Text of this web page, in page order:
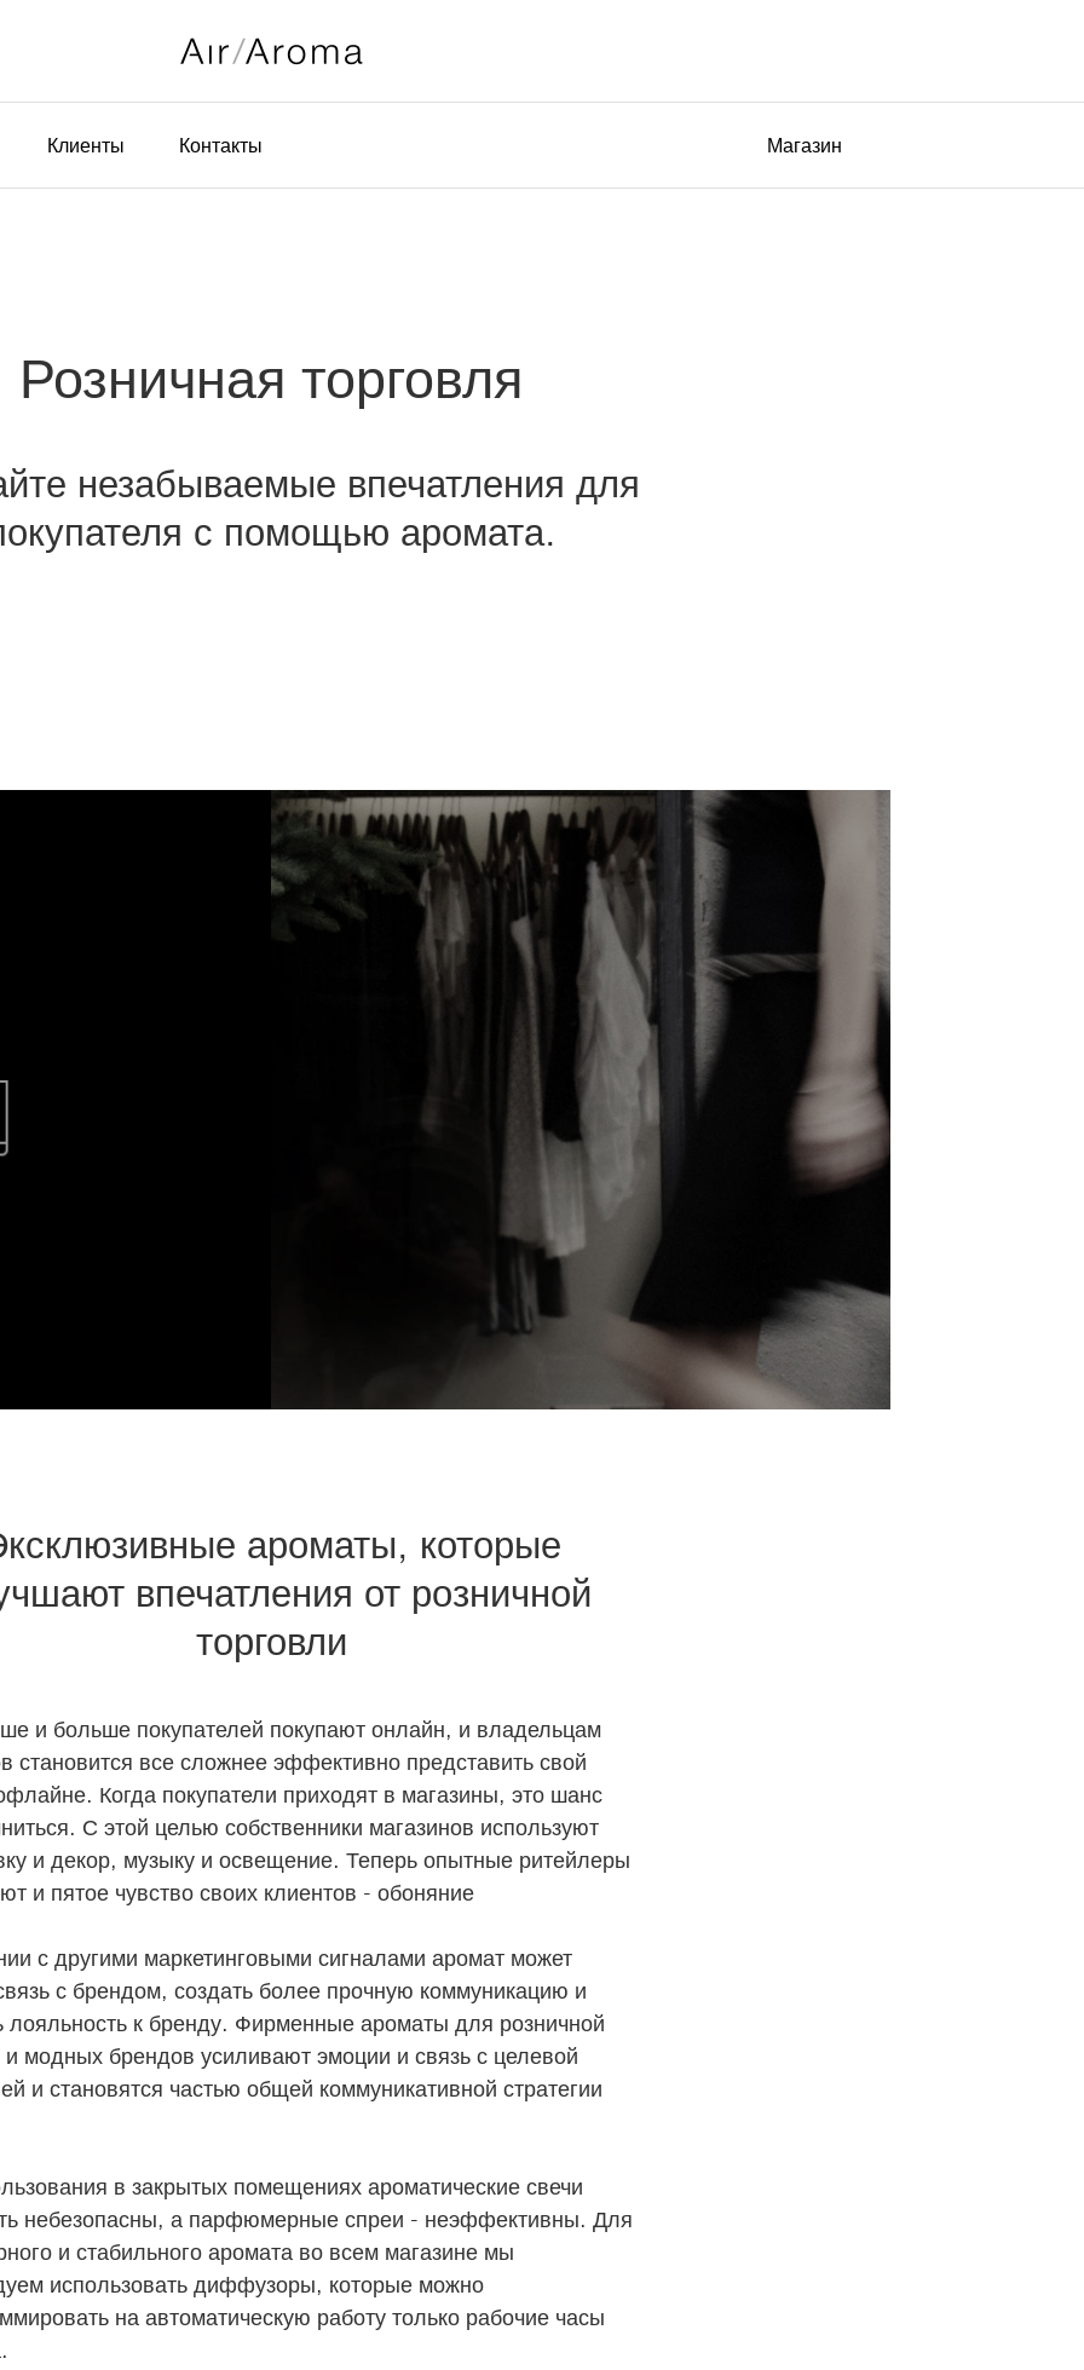
Клиенты Контакты Магазин
Розничная торговля
незабываемые впечатления для
с помощью аромата.
ароматы, которые
впечатления от розничной
торговли
и больше покупателей покупают онлайн, и владельцам
становится все сложнее эффективно представить свой
Когда покупатели приходят в магазины, это шанс
С этой целью собственники магазинов используют
и декор, музыку и освещение. Теперь опытные ритейлеры
и пятое чувство своих клиентов - обоняние
с другими маркетинговыми сигналами аромат может
с брендом, создать более прочную коммуникацию и
лояльность к бренду. Фирменные ароматы для розничной
и модных брендов усиливают эмоции и связь с целевой
и становятся частью общей коммуникативной стратегии
в закрытых помещениях ароматические свечи
небезопасны, а парфюмерные спреи - неэффективны. Для
и стабильного аромата во всем магазине мы
использовать диффузоры, которые можно
на автоматическую работу только рабочие часы